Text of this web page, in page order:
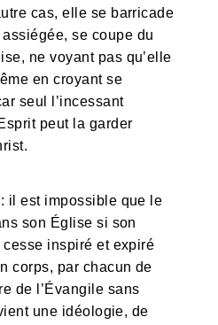
cas, elle se barricade
se coupe du
ne voyant pas qu’elle
en croyant se
seul l’incessant
peut la garder
il est impossible que le
son Église si son
cesse inspiré et expiré
corps, par chacun de
de l’Évangile sans
une idéologie, de